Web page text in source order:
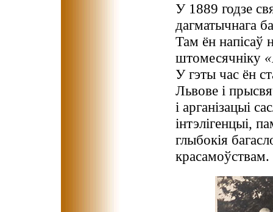
У 1889 годзе
дагматычнага
Там ён напісаў
штомесячніку
У гэты час ён
Львове і
і арганізацыі
інтэлігенцыі,
глыбокія
красамоўствам.